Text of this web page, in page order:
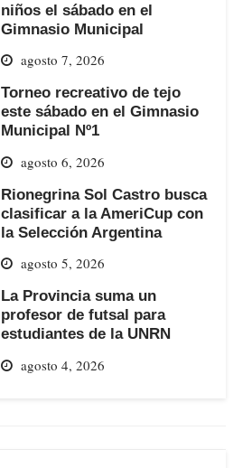
niños el sábado en el
Gimnasio Municipal
agosto 7, 2026
Torneo recreativo de tejo
este sábado en el Gimnasio
Municipal Nº1
agosto 6, 2026
Rionegrina Sol Castro busca
clasificar a la AmeriCup con
la Selección Argentina
agosto 5, 2026
La Provincia suma un
profesor de futsal para
estudiantes de la UNRN
agosto 4, 2026